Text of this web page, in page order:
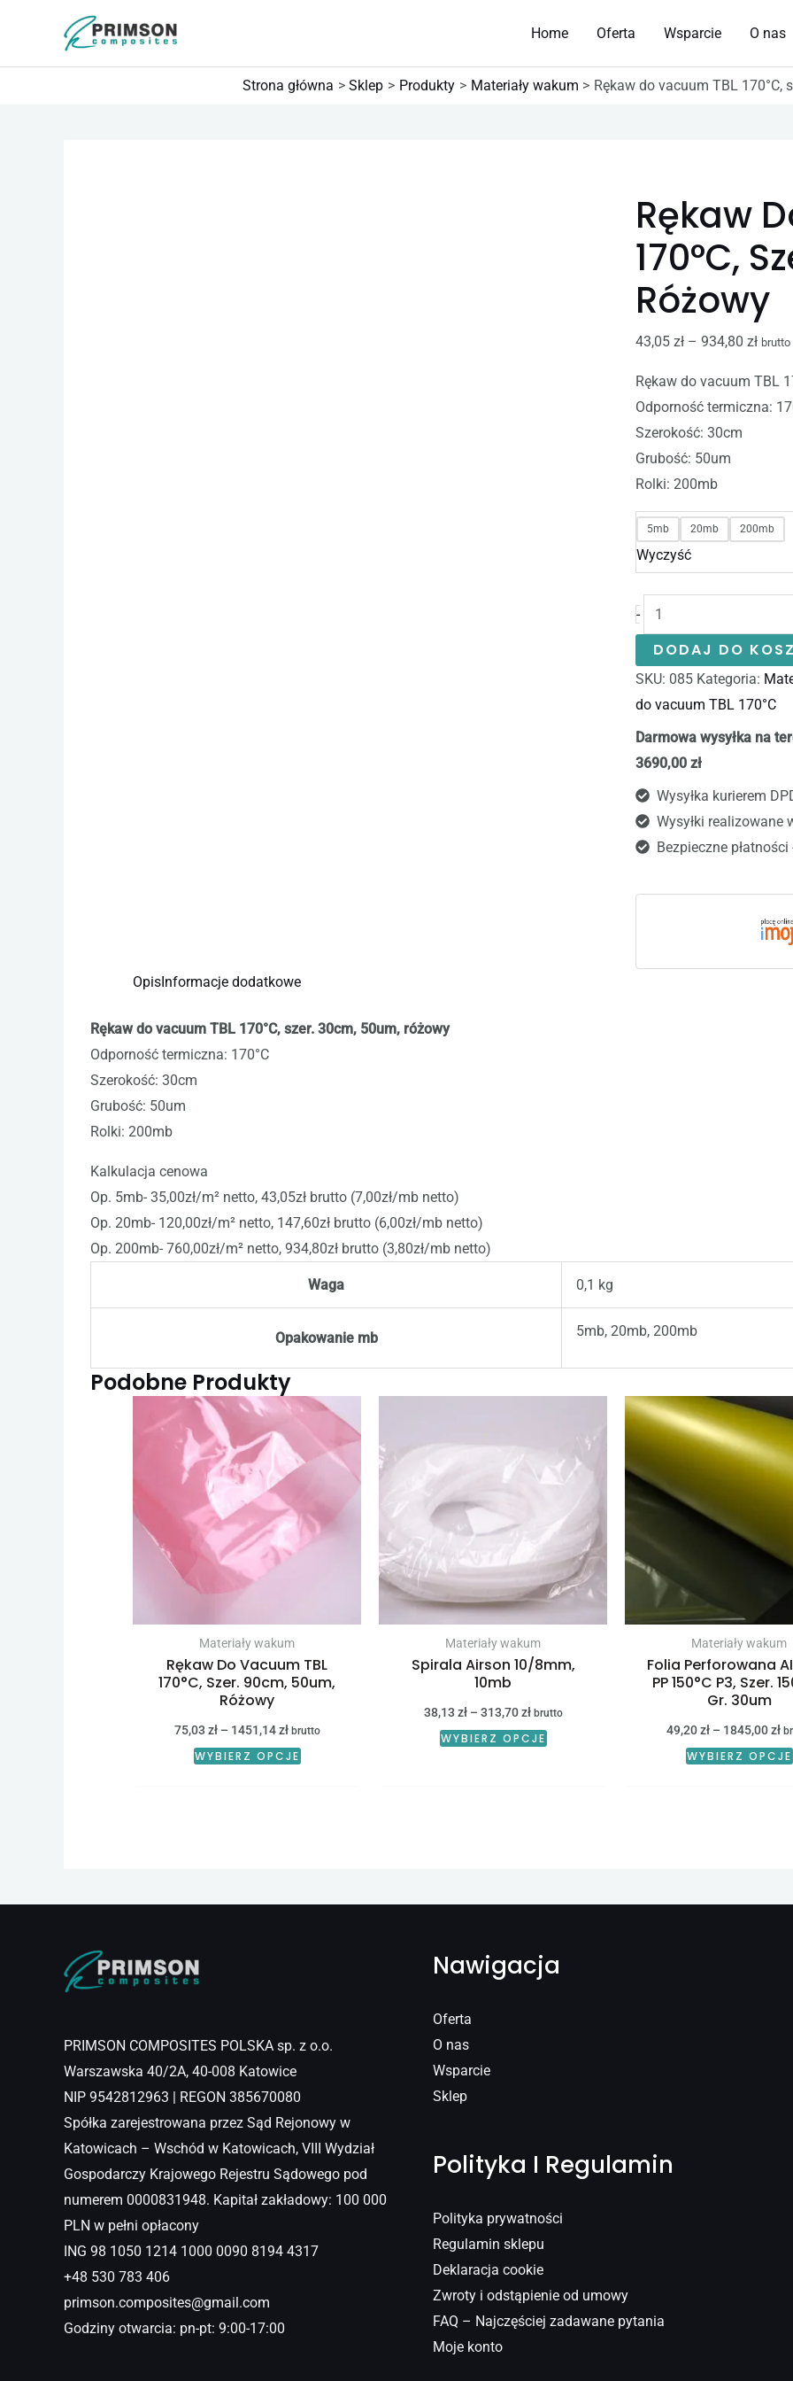
treści
Home Oferta Wsparcie O nas
Strona główna Sklep Produkty Materiały wakum Rękaw do vacuum TBL 170°C,
Rękaw
170°C,
Różowy
43,05 zł – 934,80 zł
od
do
brutto
Rękaw do vacuum TBL
Odporność termiczna:
Szerokość: 30cm
Grubość: 50um
Rolki: 200mb
5mb 20mb 200mb
Wyczyść
-
do
vacuum
TBL
170°C,
szer.
30cm,
różowy
DODAJ DO
SKU: 085 Kategoria:
do vacuum TBL 170°C
Darmowa wysyłka na
3690,00 zł
Wysyłka kurierem
Wysyłki realizowane
Bezpieczne
OpisInformacje dodatkowe
Rękaw do vacuum TBL 170°C, szer. 30cm, 50um, różowy
Odporność termiczna: 170°C
Szerokość: 30cm
Grubość: 50um
Rolki: 200mb
Kalkulacja cenowa
Op. 5mb- 35,00zł/m² netto, 43,05zł brutto (7,00zł/mb netto)
Op. 20mb- 120,00zł/m² netto, 147,60zł brutto (6,00zł/mb netto)
Op. 200mb- 760,00zł/m² netto, 934,80zł brutto (3,80zł/mb netto)
Waga 0,1 kg
Opakowanie mb 5mb, 20mb, 200mb
Podobne Produkty
Materiały wakum
Rękaw Do Vacuum TBL
170°C, Szer. 90cm, 50um,
Różowy
75,03zł – 1451,14zł
Zakres
75,03 zł
do
brutto
WYBIERZ OPCJE
Ten
ma
Opcje
produktu
Materiały wakum
Spirala Airson 10/8mm,
10mb
38,13zł – 313,70zł
313,70 zł
brutto
WYBIERZ OPCJE
ma
wiele
Opcje
można
wybrać
na
produktu
Materiały wakum
Folia Perforowana
PP 150°C P3, Szer.
Gr. 30um
49,20zł – 1845,00zł
do
WYBIERZ OPCJE
PRIMSON COMPOSITES POLSKA sp. z o.o.
Warszawska 40/2A, 40-008 Katowice
NIP 9542812963 | REGON 385670080
Spółka zarejestrowana przez Sąd Rejonowy w
Katowicach – Wschód w Katowicach, VIII Wydział
Gospodarczy Krajowego Rejestru Sądowego pod
numerem 0000831948. Kapitał zakładowy: 100 000
PLN w pełni opłacony
ING 98 1050 1214 1000 0090 8194 4317
+48 530 783 406
primson.composites@gmail.com
Godziny otwarcia: pn-pt: 9:00-17:00
Nawigacja
Oferta
O nas
Wsparcie
Sklep
Polityka I Regulamin
Polityka prywatności
Regulamin sklepu
Deklaracja cookie
Zwroty i odstąpienie od umowy
FAQ – Najczęściej zadawane pytania
Moje konto